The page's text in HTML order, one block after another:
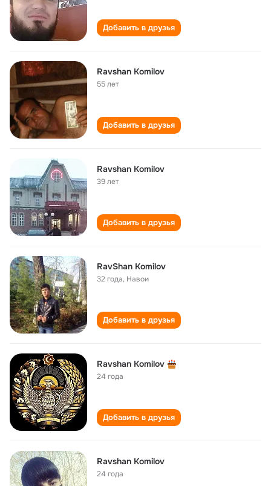
Добавить в друзья
Ravshan Komilov
55 лет
Добавить в друзья
Ravshan Komilov
39 лет
Добавить в друзья
RavShan Komilov
32 года, Навои
Добавить в друзья
Ravshan Komilov
24 года
Добавить в друзья
Ravshan Komilov
24 года